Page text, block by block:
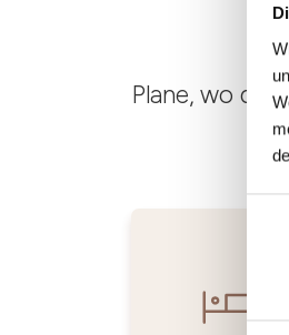
Plane, wo du